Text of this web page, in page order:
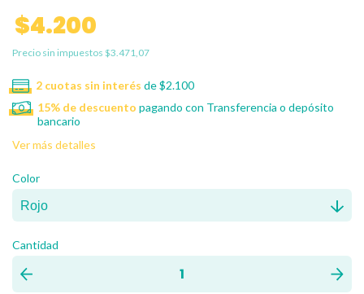
$4.200
Precio sin impuestos $3.471,07
2cuotas sin interés de$2.100
15% de descuento pagando con Transferencia o depósito
bancario
Ver más detalles
Color
Cantidad